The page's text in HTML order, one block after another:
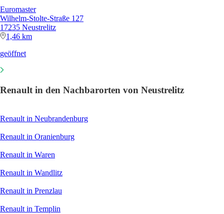
Euromaster
Wilhelm-Stolte-Straße 127
17235 Neustrelitz
1,46 km
geöffnet
Renault in den Nachbarorten von Neustrelitz
Renault in Neubrandenburg
Renault in Oranienburg
Renault in Waren
Renault in Wandlitz
Renault in Prenzlau
Renault in Templin